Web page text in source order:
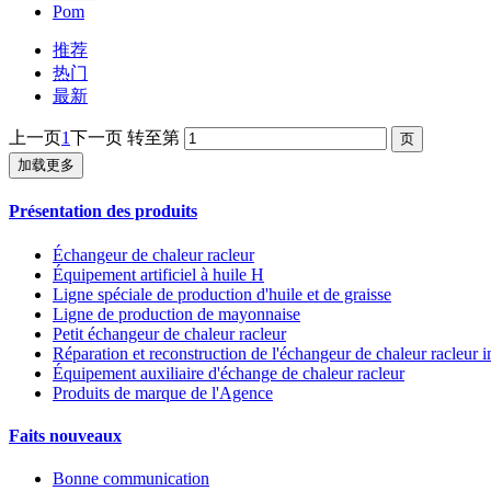
Pom
推荐
热门
最新
上一页1下一页 转至第
加载更多
Présentation des produits
Échangeur de chaleur racleur
Équipement artificiel à huile H
Ligne spéciale de production d'huile et de graisse
Ligne de production de mayonnaise
Petit échangeur de chaleur racleur
Réparation et reconstruction de l'échangeur de chaleur racleur
Équipement auxiliaire d'échange de chaleur racleur
Produits de marque de l'Agence
Faits nouveaux
Bonne communication